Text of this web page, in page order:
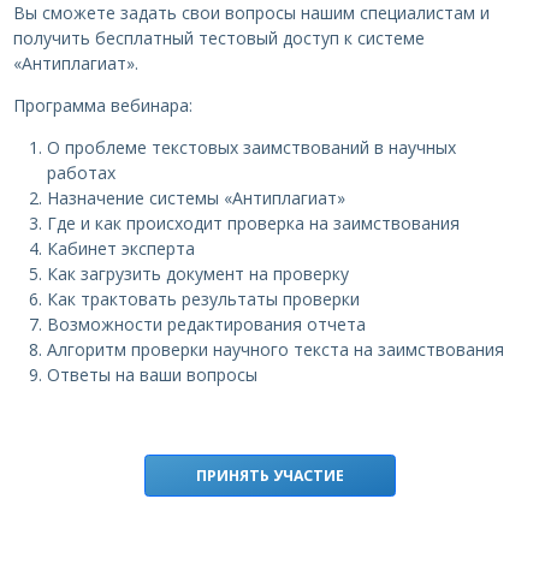
Вы сможете задать свои вопросы нашим специалистам и
получить бесплатный тестовый доступ к системе
«Антиплагиат».
Программа вебинара:
О проблеме текстовых заимствований в научных
работах
Назначение системы «Антиплагиат»
Где и как происходит проверка на заимствования
Кабинет эксперта
Как загрузить документ на проверку
Как трактовать результаты проверки
Возможности редактирования отчета
Алгоритм проверки научного текста на заимствования
Ответы на ваши вопросы
ПРИНЯТЬ УЧАСТИЕ